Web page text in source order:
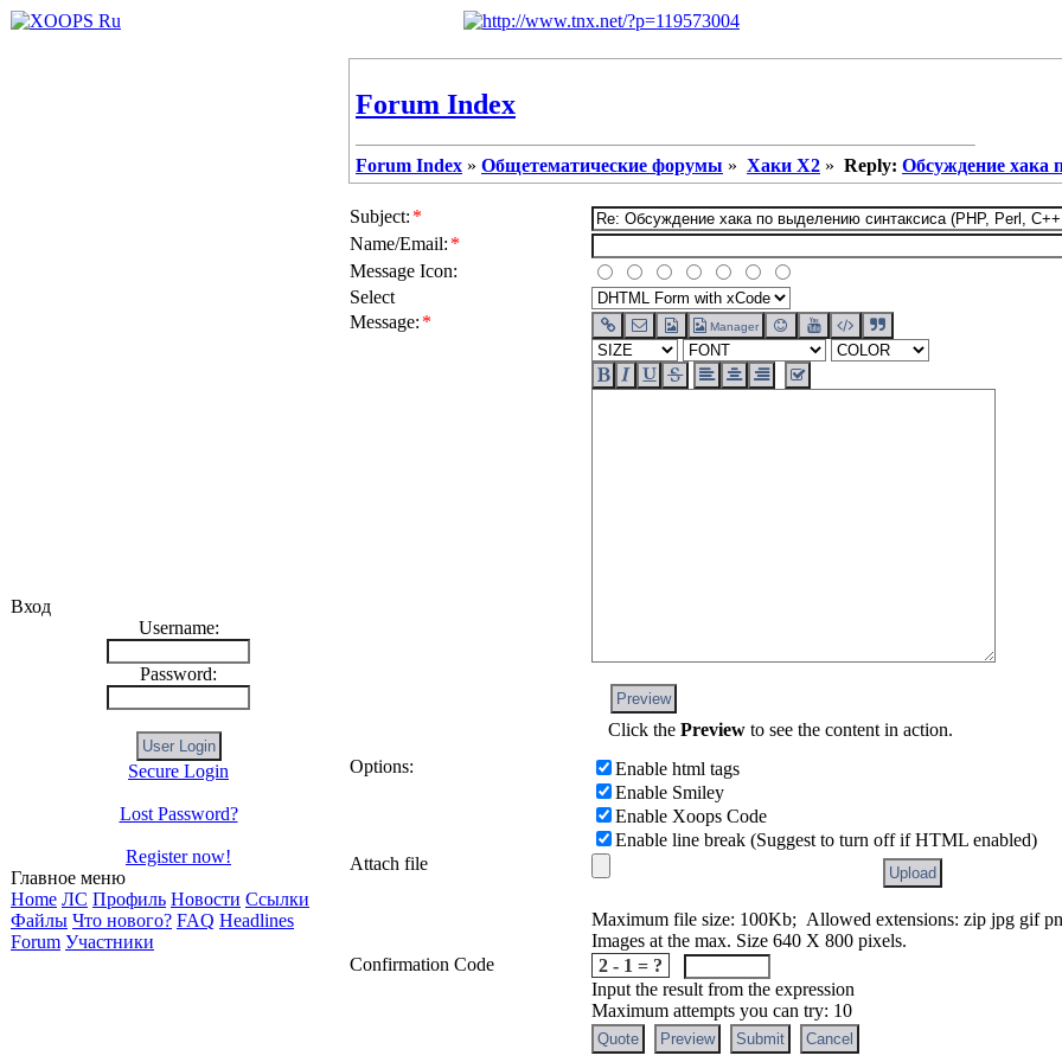
Вход
Username:
Password:
Secure Login
Lost Password?
Register now!
Главное меню
Home ЛС Профиль Новости Ссылки
Файлы Что нового? FAQ Headlines
Forum Участники
Forum Index
Forum Index » Общетематические форумы » Хаки X2 » Reply: Обсуждение хака
Subject: *
Name/Email: *
Message Icon:
Select
Message: * Manager
Preview
Click the Preview to see the content in action.
Options:
Enable html tags
Enable Smiley
Enable Xoops Code
Enable line break (Suggest to turn off if HTML enabled)
Attach file
Maximum file size: 100Kb; Allowed extensions: zip jpg gif
Images at the max. Size 640 X 800 pixels.
Confirmation Code
2 - 1 = ?
Input the result from the expression
Maximum attempts you can try: 10